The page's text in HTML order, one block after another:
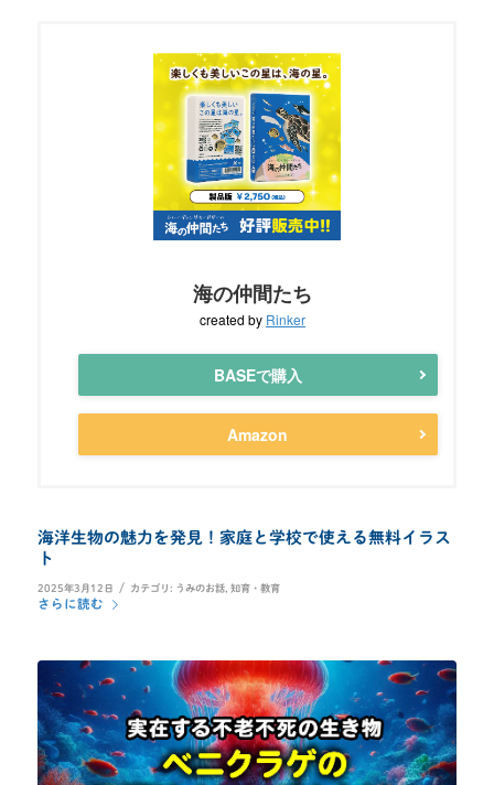
海の仲間たち
created by Rinker
BASEで購入
Amazon
海洋生物の魅力を発見！家庭と学校で使える無料イラス
ト
2025年3月12日 / カテゴリ: うみのお話, 知育・教育
さらに読む